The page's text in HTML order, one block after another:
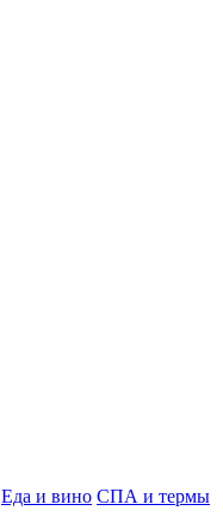
Еда и вино СПА и термы